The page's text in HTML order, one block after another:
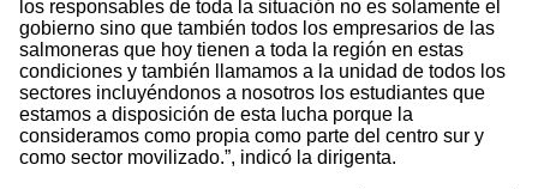
los responsables de toda la situación no es solamente el
gobierno sino que también todos los empresarios de las
salmoneras que hoy tienen a toda la región en estas
condiciones y también llamamos a la unidad de todos los
sectores incluyéndonos a nosotros los estudiantes que
estamos a disposición de esta lucha porque la
consideramos como propia como parte del centro sur y
como sector movilizado.”, indicó la dirigenta.